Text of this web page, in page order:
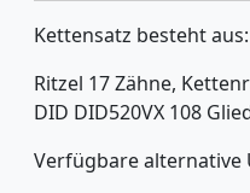
Kettensatz besteht aus:
Ritzel 17 Zähne,
DID DID520VX 108
Verfügbare alternative